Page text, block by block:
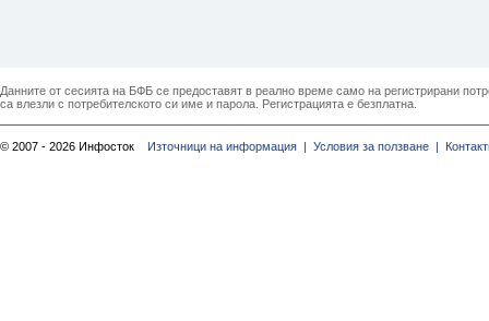
Данните от сесията на БФБ се предоставят в реално време само на регистрирани
са влезли с потребителското си име и парола. Регистрацията е безплатна.
© 2007 - 2026 Инфосток Източници на информация | Условия за ползване |